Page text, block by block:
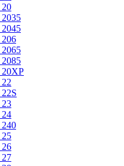
20
2035
2045
206
2065
2085
20XP
23
24
240
25
26
27